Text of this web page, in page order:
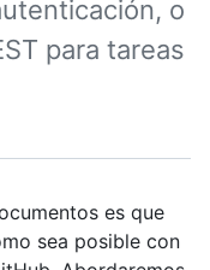
o
para tareas
es que
sea posible con